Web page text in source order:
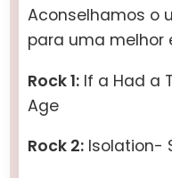
Aconselhamos o
para uma melhor
Rock 1: If a Had a
Age
Rock 2: Isolation-